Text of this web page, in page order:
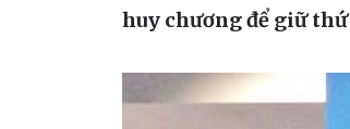
huy chương để giữ